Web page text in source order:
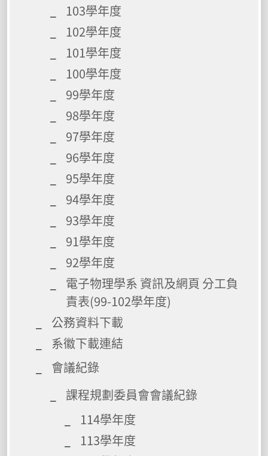
103學年度
102學年度
101學年度
100學年度
99學年度
98學年度
97學年度
96學年度
95學年度
94學年度
93學年度
91學年度
92學年度
電子物理學系 資訊及網頁 分工負
責表(99-102學年度)
公務資料下載
系徽下載連結
會議紀錄
課程規劃委員會會議紀錄
114學年度
113學年度